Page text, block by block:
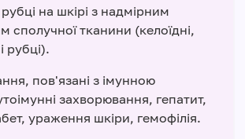
на шкірі з надмірним
сполучної тканини (келоїдні,
рубці).
пов'язані з імунною
захворювання, гепатит,
ураження шкіри, гемофілія.